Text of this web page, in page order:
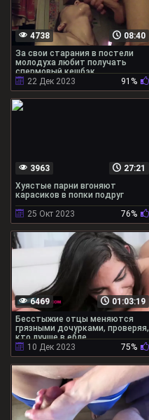
08:40
4738
За свои старания в постели
молодуха любит получать
спермовый кешбэк
22 Дек 2023
91%
27:21
3963
Хуястые парни вгоняют
карасиков в попки подруг
25 Окт 2023
76%
01:03:19
6469
Бесстыжие отцы меняются
грязными дочурками, проверяя,
кто лучше в ебле
10 Дек 2023
75%